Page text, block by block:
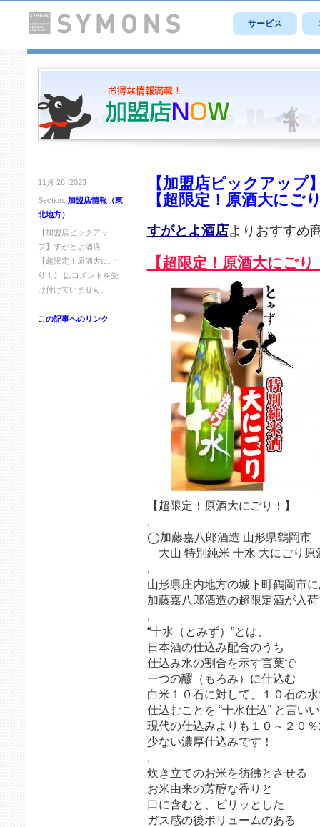
サービス
11月 26, 2023
Section: 加盟店情報（東
北地方）
【加盟店ピックアッ
プ】すがとよ酒店
【超限定！原酒大にご
り！】 は コメントを受
け付けていません。
この記事へのリンク
【加盟店ピックアップ
【超限定！原酒大にご
すがとよ酒店よりおすすめ
【超限定！原酒大にごり
【超限定！原酒大にごり！】
,
◯加藤嘉八郎酒造 山形県鶴岡市
大山 特別純米 十水 大にごり原
,
山形県庄内地方の城下町鶴岡市
加藤嘉八郎酒造の超限定酒が入
,
“十水（とみず）”とは、
日本酒の仕込み配合のうち
仕込み水の割合を示す言葉で
一つの醪（もろみ）に仕込む
白米１０石に対して、１０石の
仕込むことを “十水仕込” と言いい
現代の仕込みよりも１０～２０
少ない濃厚仕込みです！
,
炊き立てのお米を彷彿とさせる
お米由来の芳醇な香りと
口に含むと、ピリッとした
ガス感の後ボリュームのある